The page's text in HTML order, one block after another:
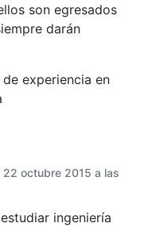
son egresados
darán
experiencia en
22 octubre 2015 a las
ingeniería